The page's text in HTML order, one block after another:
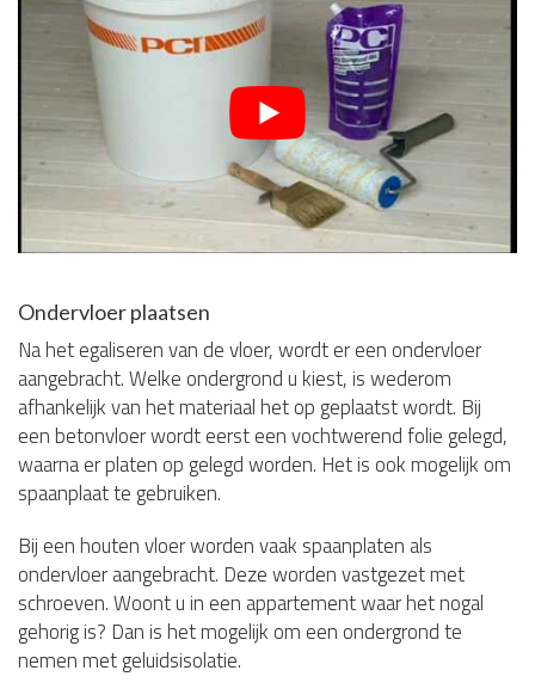
Ondervloer plaatsen
Na het egaliseren van de vloer, wordt er een ondervloer
aangebracht. Welke ondergrond u kiest, is wederom
afhankelijk van het materiaal het op geplaatst wordt. Bij
een betonvloer wordt eerst een vochtwerend folie gelegd,
waarna er platen op gelegd worden. Het is ook mogelijk om
spaanplaat te gebruiken.
Bij een houten vloer worden vaak spaanplaten als
ondervloer aangebracht. Deze worden vastgezet met
schroeven. Woont u in een appartement waar het nogal
gehorig is? Dan is het mogelijk om een ondergrond te
nemen met geluidsisolatie.